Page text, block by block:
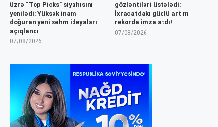
üzrə “Top Picks” siyahısını
yenilədi: Yüksək inam
doğuran yeni səhm ideyaları
açıqlandı
07/08/2026
gözləntiləri üstələdi:
İxracatdakı güclü artım
rekorda imza atdı!
07/08/2026